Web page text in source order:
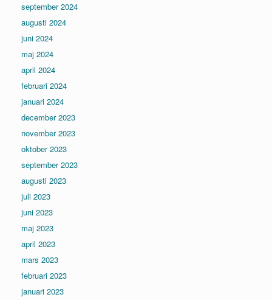
september 2024
augusti 2024
juni 2024
maj 2024
april 2024
februari 2024
januari 2024
december 2023
november 2023
oktober 2023
september 2023
augusti 2023
juli 2023
juni 2023
maj 2023
april 2023
mars 2023
februari 2023
januari 2023